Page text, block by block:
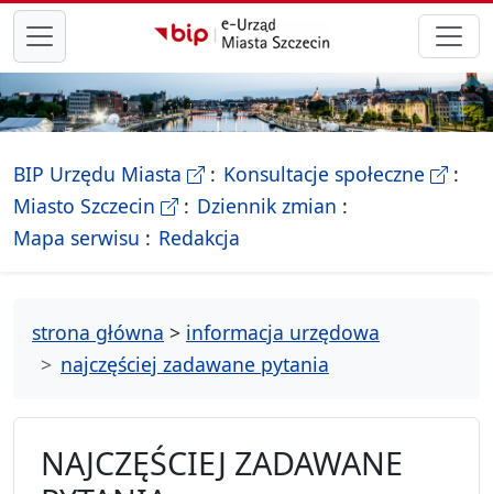
przejdź do głównego menu
BIP Urzędu Miasta - Biletyn Informacji Publicznej
Konsultacje społeczne-
Miasto Szczecin - Oficjalna strona Miasta Szczecin
Dziennik zmian
Mapa serwisu - drzewko rozdziałów
Redakcja
strona główna > informacja urzędowa
najczęściej zadawane pytania
NAJCZĘŚCIEJ ZADAWANE